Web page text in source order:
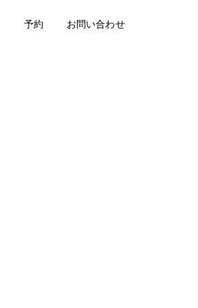
予約 お問い合わせ